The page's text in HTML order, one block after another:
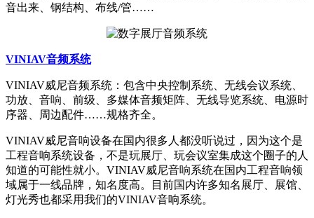
音出来、钢结构、布线/管……
VINIAV音频系统
VINIAV威尼音频系统：包含中央控制系统、无线会议系统、
功放、音响、前级、多媒体音频矩阵、无线导览系统、电源时
序器、周边配件……规格齐全。
VINIAV威尼音响设备在国内很多人都没听说过，因为这个是
工程音响系统设备，不是玩展厅、玩会议室集成这个圈子的人
知道的可能性就小。VINIAV威尼音响系统在国内工程音响领
域属于一线品牌，知名度高。目前国内许多知名展厅、展馆、
灯光秀也都采用我们的VINIAV音响系统。